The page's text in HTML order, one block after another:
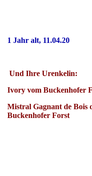
1 Jahr alt, 11.04.20
Und Ihre Urenkelin:
Ivory vom Buckenhofer
Mistral Gagnant de Bois
Buckenhofer Forst